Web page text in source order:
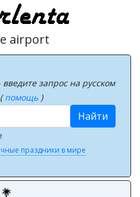
airport
запрос на русском
помощь )
Найти
праздники в мире